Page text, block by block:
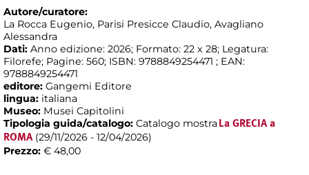
Autore/curatore:
La Rocca Eugenio, Parisi Presicce Claudio, Avagliano
Alessandra
Dati: Anno edizione: 2026; Formato: 22 x 28; Legatura:
Filorefe; Pagine: 560; ISBN: 9788849254471 ; EAN:
9788849254471
editore: Gangemi Editore
lingua: italiana
Museo: Musei Capitolini
Tipologia guida/catalogo: Catalogo mostraLa GRECIA a
ROMA (29/11/2026 - 12/04/2026)
Prezzo: € 48,00